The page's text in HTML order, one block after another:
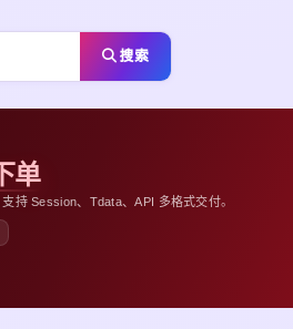
搜索
单
持 Session、Tdata、API 多格式交付。